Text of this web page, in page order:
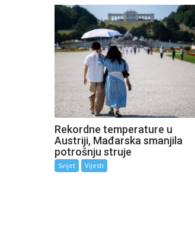
Rekordne temperature u
Austriji, Mađarska smanjila
potrošnju struje
Svijet Vijesti